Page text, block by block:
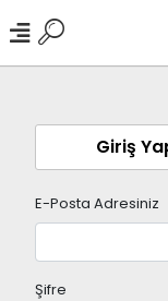
Giriş
E-Posta Adresiniz
Şifre